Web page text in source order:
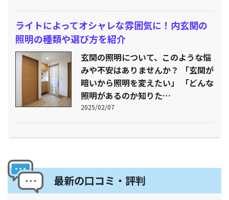
ライトによってオシャレな雰囲気に！内玄関の
照明の種類や選び方を紹介
玄関の照明について、このような悩
みや不安はありませんか？ 「玄関が
暗いから照明を変えたい」 「どんな
照明があるのか知りた…
2025/02/07
最新の口コミ・評判